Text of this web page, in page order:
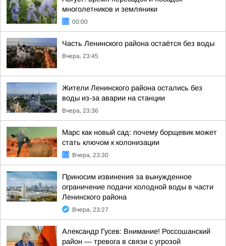
многолетников и земляники
00:00
Часть Ленинского района остаётся без воды
Вчера, 23:45
Жители Ленинского района остались без
воды из-за аварии на станции
Вчера, 23:36
Марс как новый сад: почему борщевик может
стать ключом к колонизации
Вчера, 23:30
Приносим извинения за вынужденное
ограничение подачи холодной воды в части
Ленинского района
Вчера, 23:27
Александр Гусев: Внимание! Россошанский
район — тревога в связи с угрозой